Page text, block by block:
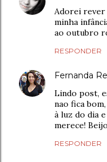
Adorei rever
minha
ao outubro
RESPONDER
Fernanda
Lindo post,
nao fica
à luz do dia
merece!
RESPONDER